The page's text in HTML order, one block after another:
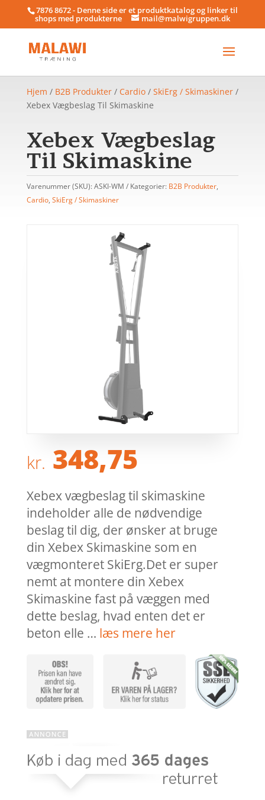
7876 8672 - Denne side er et produktkatalog og linker til
shops med produkterne mail@malwigruppen.dk
Hjem / B2B Produkter/ Cardio/ SkiErg / Skimaskiner/
Xebex Vægbeslag Til Skimaskine
Xebex Vægbeslag
Til Skimaskine
Varenummer (SKU):ASKI-WM Kategorier: B2B Produkter,
Cardio, SkiErg / Skimaskiner
kr. 348,75
Xebex vægbeslag til skimaskine
indeholder alle de nødvendige
beslag til dig, der ønsker at bruge
din Xebex Skimaskine som en
vægmonteret SkiErg.Det er super
nemt at montere din Xebex
Skimaskine fast på væggen med
dette beslag, hvad enten det er
beton elle … læs mere her